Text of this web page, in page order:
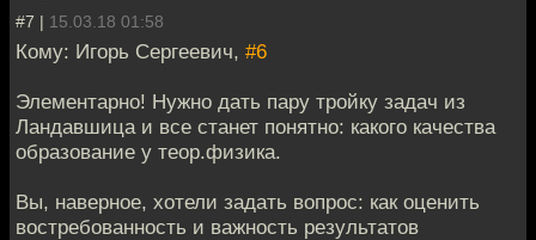
#7 | 15.03.18 01:58
Кому: Игорь Сергеевич, #6
Элементарно! Нужно дать пару тройку задач из
Ландавшица и все станет понятно: какого качества
образование у теор.физика.
Вы, наверное, хотели задать вопрос: как оценить
востребованность и важность результатов